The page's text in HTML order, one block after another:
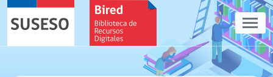
Contenido principal SUSESO - Superintendencia de
Bired, Biblioteca de